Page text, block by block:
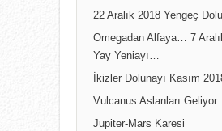
22 Aralık 2018 Yengeç
Omegadan Alfaya… 7
Yay Yeniayı…
İkizler Dolunayı Kasım
Vulcanus Aslanları Geliyor
Jupiter-Mars Karesi